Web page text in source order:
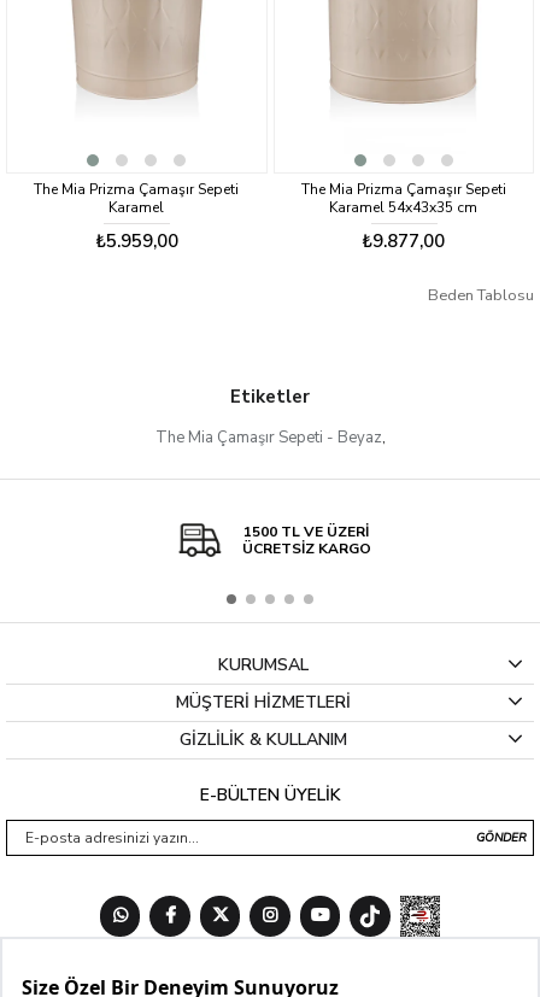
The Mia Prizma Çamaşır Sepeti
Karamel
₺5.959,00
The Mia Prizma Çamaşır Sepeti
Karamel 54x43x35 cm
₺9.877,00
Beden Tablosu
Etiketler
The Mia Çamaşır Sepeti - Beyaz,
1500 TL VE ÜZERİ
ÜCRETSİZ KARGO
KURUMSAL
MÜŞTERİ HİZMETLERİ
GİZLİLİK & KULLANIM
E-BÜLTEN ÜYELİK
GÖNDER